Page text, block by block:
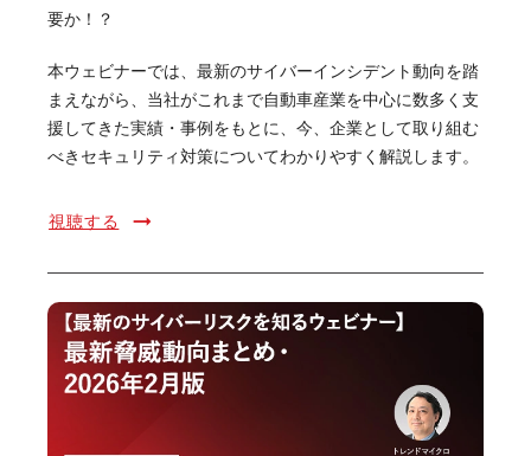
要か！？
本ウェビナーでは、最新のサイバーインシデント動向を踏
まえながら、当社がこれまで自動車産業を中心に数多く支
援してきた実績・事例をもとに、今、企業として取り組む
べきセキュリティ対策についてわかりやすく解説します。
視聴する